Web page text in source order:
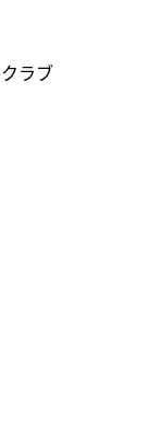
ラブ